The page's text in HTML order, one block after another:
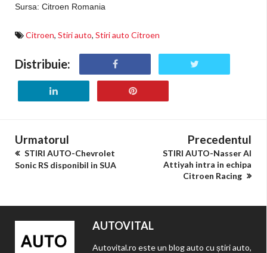
Sursa: Citroen Romania
Citroen, Stiri auto, Stiri auto Citroen
Distribuie:
Urmatorul
STIRI AUTO-Chevrolet
Sonic RS disponibil in SUA
Precedentul
STIRI AUTO-Nasser Al
Attiyah intra in echipa
Citroen Racing
AUTOVITAL
Autovital.ro este un blog auto cu știri auto,